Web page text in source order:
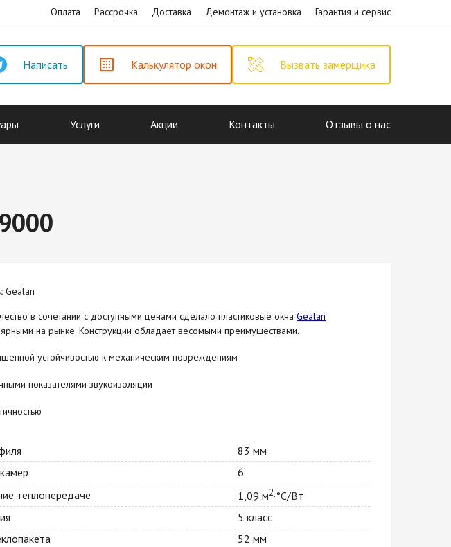
Оплата Рассрочка Доставка Демонтаж и установка Гарантия и сервис
Написать Калькулятор окон Вызвать замерщика
Услуги Акции Контакты Отзывы о нас
Gealan
в сочетании с доступными ценами сделало пластиковые окна Gealan
на рынке. Конструкции обладает весомыми преимуществами.
устойчивостью к механическим повреждениям
показателями звукоизоляции
83 мм
6
теплопередаче
1,09 м2·°C/Вт
5 класс
52 мм